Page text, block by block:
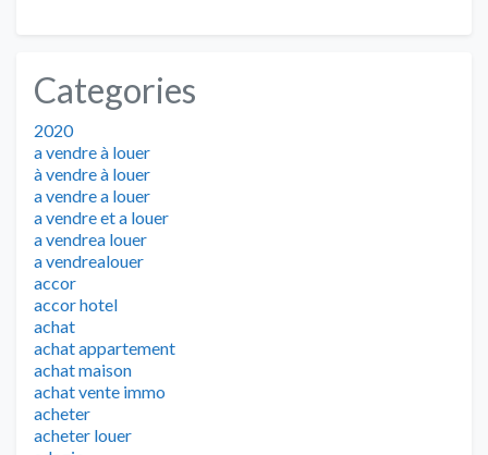
Categories
2020
a vendre à louer
à vendre à louer
a vendre a louer
a vendre et a louer
a vendrea louer
a vendrealouer
accor
accor hotel
achat
achat appartement
achat maison
achat vente immo
acheter
acheter louer